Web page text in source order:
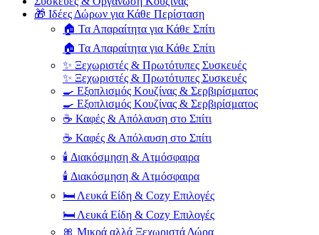
🎁 Ιδέες Δώρων για Κάθε Περίσταση
🏠 Τα Απαραίτητα για Κάθε Σπίτι
🏠 Τα Απαραίτητα για Κάθε Σπίτι
✨ Ξεχωριστές & Πρωτότυπες Συσκευές
✨ Ξεχωριστές & Πρωτότυπες Συσκευές
🍳 Εξοπλισμός Κουζίνας & Σερβιρίσματος
🍳 Εξοπλισμός Κουζίνας & Σερβιρίσματος
☕ Καφές & Απόλαυση στο Σπίτι
☕ Καφές & Απόλαυση στο Σπίτι
🕯️ Διακόσμηση & Ατμόσφαιρα
🕯️ Διακόσμηση & Ατμόσφαιρα
🛏️ Λευκά Είδη & Cozy Επιλογές
🛏️ Λευκά Είδη & Cozy Επιλογές
🎀 Μικρά αλλά Ξεχωριστά Δώρα